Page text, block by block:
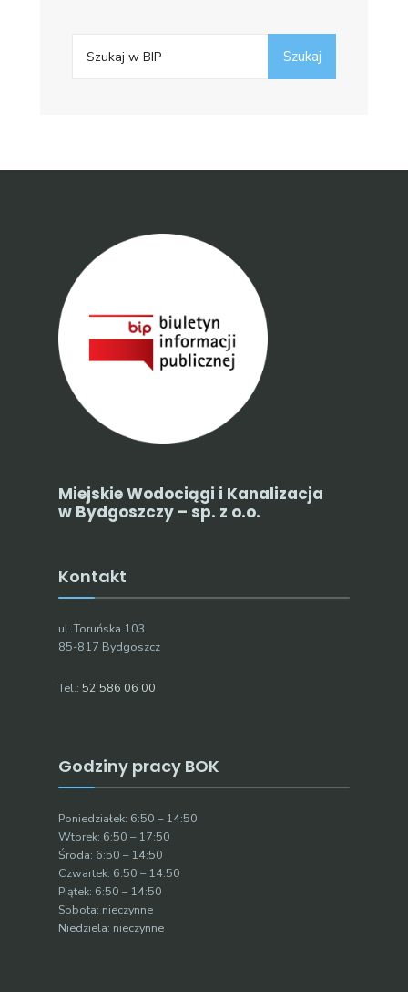
for:
Szukaj
Miejskie Wodociągi i Kanalizacja
w Bydgoszczy – sp. z o.o.
Kontakt
ul. Toruńska 103
85-817 Bydgoszcz
Tel.: 52 586 06 00
Godziny pracy BOK
Poniedziałek: 6:50 – 14:50
Wtorek: 6:50 – 17:50
Środa: 6:50 – 14:50
Czwartek: 6:50 – 14:50
Piątek: 6:50 – 14:50
Sobota: nieczynne
Niedziela: nieczynne